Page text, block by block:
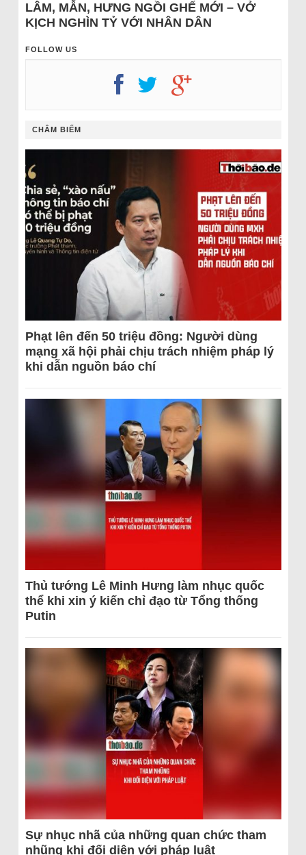
LÂM, MẪN, HƯNG NGỒI GHẾ MỚI – VỞ
KỊCH NGHÌN TỶ VỚI NHÂN DÂN
FOLLOW US
CHÂM BIẾM
Phạt lên đến 50 triệu đồng: Người dùng
mạng xã hội phải chịu trách nhiệm pháp lý
khi dẫn nguồn báo chí
Thủ tướng Lê Minh Hưng làm nhục quốc
thể khi xin ý kiến chỉ đạo từ Tổng thống
Putin
Sự nhục nhã của những quan chức tham
nhũng khi đối diện với pháp luật